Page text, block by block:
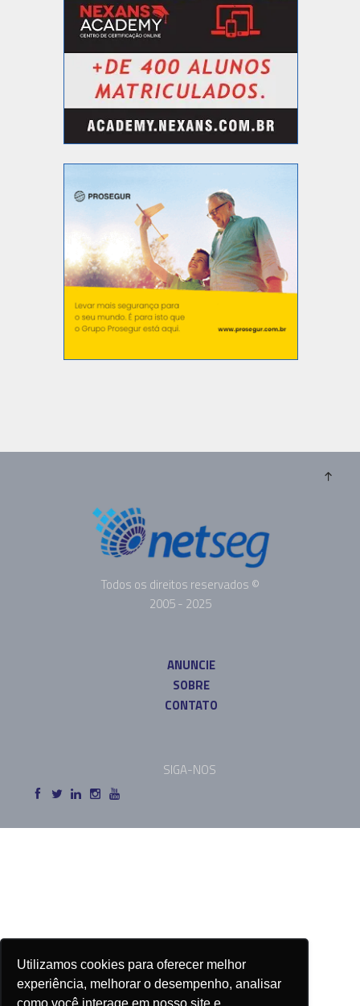
Utilizamos cookies para oferecer melhor
experiência, melhorar o desempenho, analisar
Todos os direitos reservados ©
2005 - 2025
ANUNCIE
SOBRE
CONTATO
SIGA-NOS